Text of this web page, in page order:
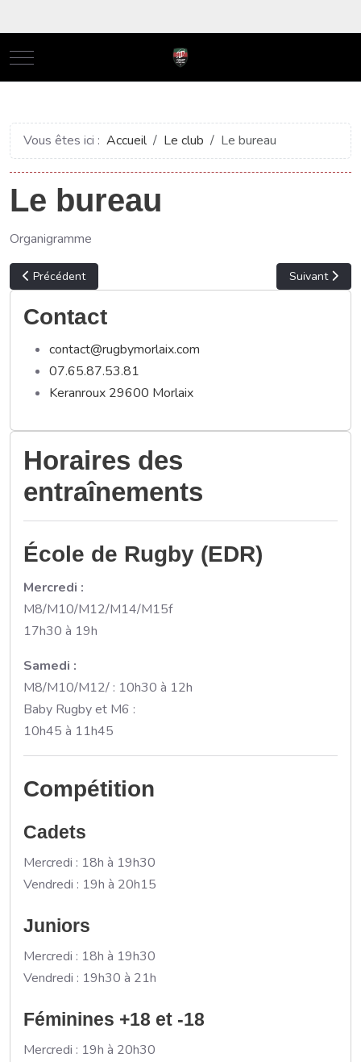
Mobile Menu Toggle
Vous êtes ici : Accueil Le club Le bureau
Le bureau
Organigramme
Article précédent : Bienvenue au Rugby Club Pays de Morlaix !
Précédent Article
Suivant
Contact
contact@rugbymorlaix.com
07.65.87.53.81
Keranroux 29600 Morlaix
Horaires des
entraînements
École de Rugby (EDR)
Mercredi :
M8/M10/M12/M14/M15f
17h30 à 19h
Samedi :
M8/M10/M12/ : 10h30 à 12h
Baby Rugby et M6 :
10h45 à 11h45
Compétition
Cadets
Mercredi : 18h à 19h30
Vendredi : 19h à 20h15
Juniors
Mercredi : 18h à 19h30
Vendredi : 19h30 à 21h
Féminines +18 et -18
Mercredi : 19h à 20h30